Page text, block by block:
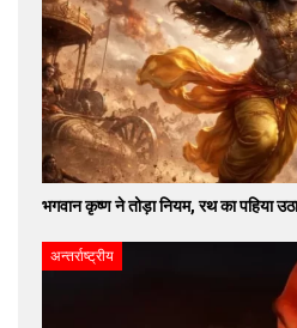
भगवान कृष्ण ने तोड़ा नियम, रथ का पहिया
अन्तर्राष्ट्रीय